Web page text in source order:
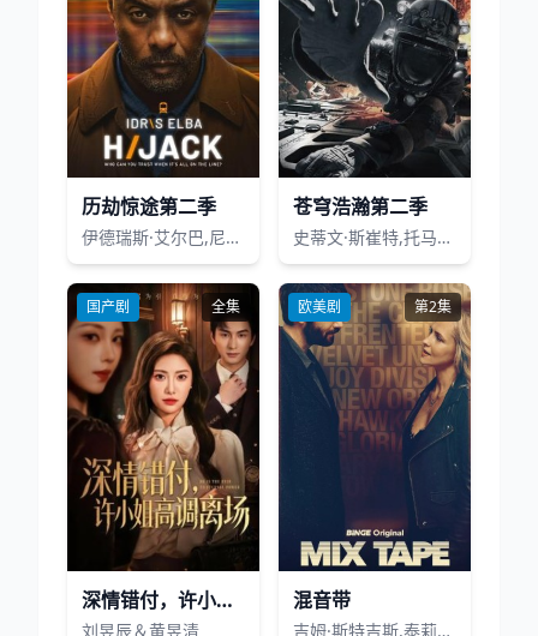
历劫惊途第二季
伊德瑞斯·艾尔巴,尼尔·马斯克尔,伊芙·迈勒斯,克里斯蒂尼·亚当斯,马克思·比斯雷,雅奇·潘嘉比,霍莉·艾尔德,本·迈尔斯,哈蒂·莫拉汉,内尔·斯杜克,凯萨·哈姆隆德,佐拉·毕晓普,杰瑞米·安·琼斯,凯特·菲利普斯,贾斯珀·布里顿,艾米·凯莉,穆罕默德·艾尔森德,西蒙·迈克伯尼,詹姆斯·伯罗斯,马库斯·加维
苍穹浩瀚第二季
史蒂文·斯崔特,托马斯·简,索瑞·安达斯鲁,多米尼克·蒂珀,卡斯·安瓦尔,约翰·威斯利·查特曼,乍得·科尔曼,肖恩·多伊尔,姆波·可霍
国产剧 全集
深情错付，许小姐高调离场
刘昱辰＆黄昱清
欧美剧 第2集
混音带
吉姆·斯特吉斯,泰莉莎·帕尔墨,弗洛伦斯·亨特,Rory Walton-Smith,马克·奥哈洛伦,Helen Behan,Conor Sánchez,乔纳森·哈登,Siobhan O’Kelly,Alexis Rodney,Sara Soulié